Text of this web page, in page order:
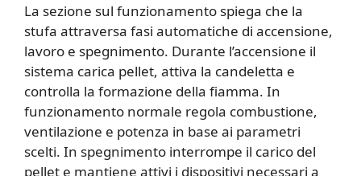
La sezione sul funzionamento spiega che la
stufa attraversa fasi automatiche di accensione,
lavoro e spegnimento. Durante l’accensione il
sistema carica pellet, attiva la candeletta e
controlla la formazione della fiamma. In
funzionamento normale regola combustione,
ventilazione e potenza in base ai parametri
scelti. In spegnimento interrompe il carico del
pellet e mantiene attivi i dispositivi necessari a